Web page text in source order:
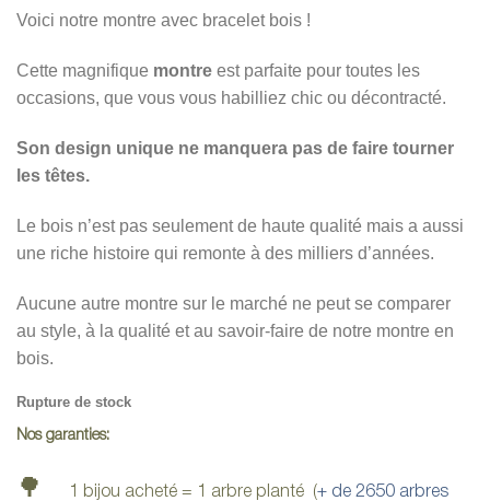
Voici notre montre avec bracelet bois !
Cette magnifique montre est parfaite pour toutes les
occasions, que vous vous habilliez chic ou décontracté.
Son design unique ne manquera pas de faire tourner
les têtes.
Le bois n’est pas seulement de haute qualité mais a aussi
une riche histoire qui remonte à des milliers d’années.
Aucune autre montre sur le marché ne peut se comparer
au style, à la qualité et au savoir-faire de notre montre en
bois.
Rupture de stock
Nos garanties:
🌳 1 bijou acheté = 1 arbre planté (+ de 2650 arbres